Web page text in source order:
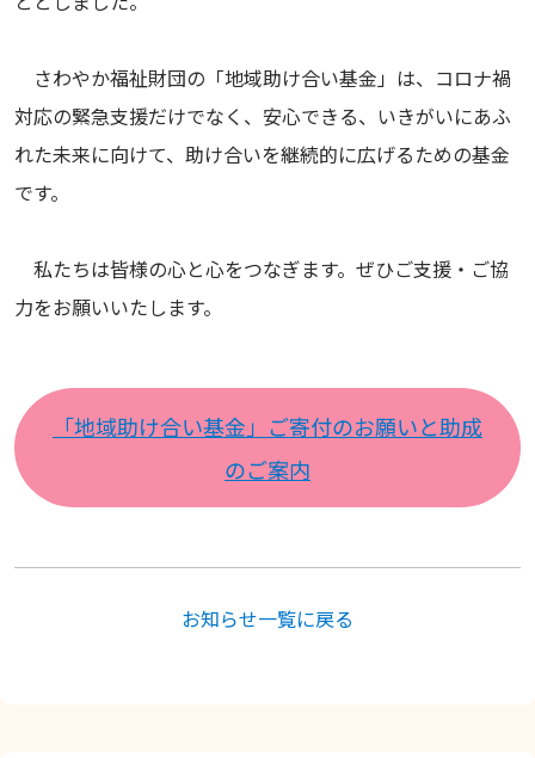
さわやか福祉財団の「地域助け合い基金」は、コロナ禍
対応の緊急支援だけでなく、安心できる、いきがいにあふ
れた未来に向けて、助け合いを継続的に広げるための基金
です。
私たちは皆様の心と心をつなぎます。ぜひご支援・ご協
力をお願いいたします。
「地域助け合い基金」ご寄付のお願いと助成
のご案内
お知らせ一覧に戻る